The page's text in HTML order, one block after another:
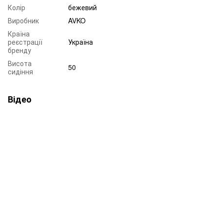
Колір
бежевий
Виробник
AVKO
Країна
реєстрації
бренду
Україна
Висота
сидіння
50
Відео